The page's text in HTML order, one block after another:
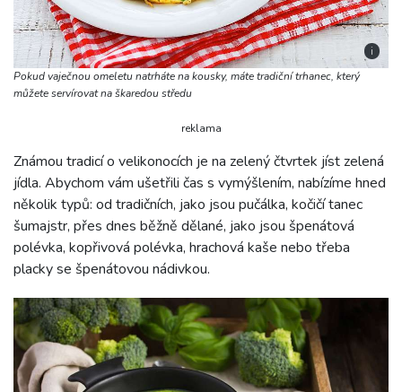
i
Pokud vaječnou omeletu natrháte na kousky, máte tradiční trhanec, který
můžete servírovat na škaredou středu
reklama
Známou tradicí o velikonocích je na zelený čtvrtek jíst zelená
jídla. Abychom vám ušetřili čas s vymýšlením, nabízíme hned
několik typů: od tradičních, jako jsou pučálka, kočičí tanec
šumajstr, přes dnes běžně dělané, jako jsou špenátová
polévka, kopřivová polévka, hrachová kaše nebo třeba
placky se špenátovou nádivkou.